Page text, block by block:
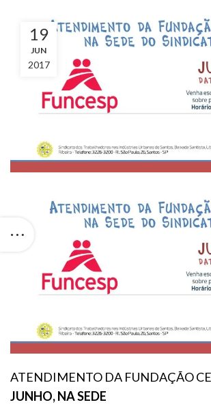
19
JUN
2017
ATENDIMENTO DA FUNDAÇÃO
JUNHO, NA SEDE